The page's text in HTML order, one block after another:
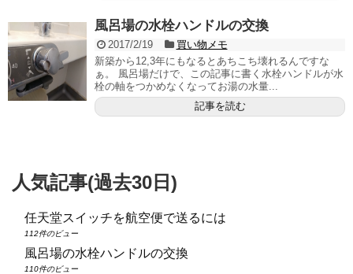
風呂場の水栓ハンドルの交換
2017/2/19
買い物メモ
新築から12,3年にもなるとあちこち壊れるんですな
ぁ。 風呂場だけで、この記事に書く水栓ハンドルが水
栓の軸をつかめなくなってお湯の水量...
記事を読む
人気記事(過去30日)
任天堂スイッチを航空便で送るには
112件のビュー
風呂場の水栓ハンドルの交換
110件のビュー